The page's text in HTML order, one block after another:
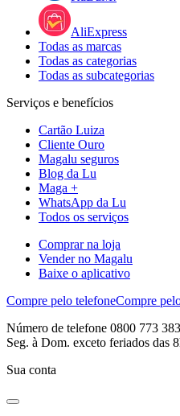
AliExpress
Todas as marcas
Todas as categorias
Todas as subcategorias
Serviços e benefícios
Cartão Luiza
Cliente Ouro
Magalu seguros
Blog da Lu
Maga +
WhatsApp da Lu
Todos os serviços
Comprar na loja
Vender no Magalu
Baixe o aplicativo
Compre pelo telefoneCompre
Número de telefone 0800 773
Seg. à Dom. exceto feriados das
Sua conta